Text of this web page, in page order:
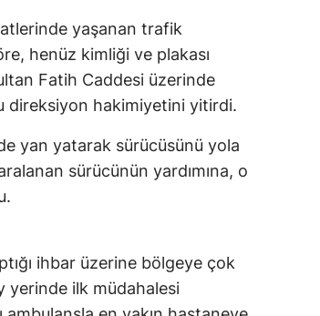
yaşanan trafik
henüz kimliği ve plakası
Fatih Caddesi üzerinde
direksiyon hakimiyetini yitirdi.
yan yatarak sürücüsünü yola
sürücünün yardımına, o
ihbar üzerine bölgeye çok
yerinde ilk müdahalesi